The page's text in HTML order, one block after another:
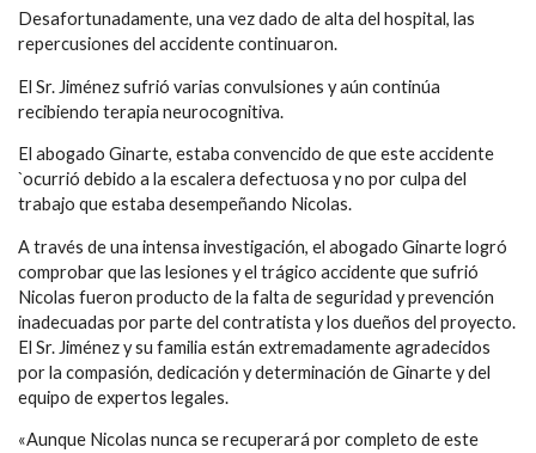
Desafortunadamente, una vez dado de alta del hospital, las
repercusiones del accidente continuaron.
El Sr. Jiménez sufrió varias convulsiones y aún continúa
recibiendo terapia neurocognitiva.
El abogado Ginarte, estaba convencido de que este accidente
`ocurrió debido a la escalera defectuosa y no por culpa del
trabajo que estaba desempeñando Nicolas.
A través de una intensa investigación, el abogado Ginarte logró
comprobar que las lesiones y el trágico accidente que sufrió
Nicolas fueron producto de la falta de seguridad y prevención
inadecuadas por parte del contratista y los dueños del proyecto.
El Sr. Jiménez y su familia están extremadamente agradecidos
por la compasión, dedicación y determinación de Ginarte y del
equipo de expertos legales.
«Aunque Nicolas nunca se recuperará por completo de este